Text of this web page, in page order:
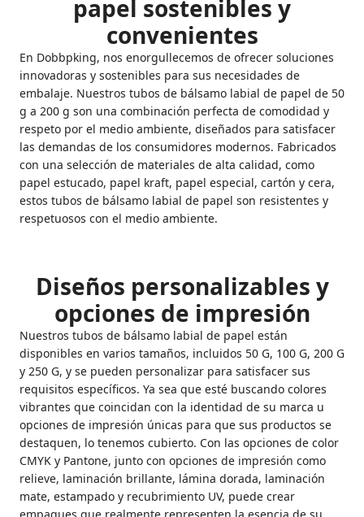
papel sostenibles y
convenientes
En Dobbpking, nos enorgullecemos de ofrecer soluciones
innovadoras y sostenibles para sus necesidades de
embalaje. Nuestros tubos de bálsamo labial de papel de 50
g a 200 g son una combinación perfecta de comodidad y
respeto por el medio ambiente, diseñados para satisfacer
las demandas de los consumidores modernos. Fabricados
con una selección de materiales de alta calidad, como
papel estucado, papel kraft, papel especial, cartón y cera,
estos tubos de bálsamo labial de papel son resistentes y
respetuosos con el medio ambiente.
Diseños personalizables y
opciones de impresión
Nuestros tubos de bálsamo labial de papel están
disponibles en varios tamaños, incluidos 50 G, 100 G, 200 G
y 250 G, y se pueden personalizar para satisfacer sus
requisitos específicos. Ya sea que esté buscando colores
vibrantes que coincidan con la identidad de su marca u
opciones de impresión únicas para que sus productos se
destaquen, lo tenemos cubierto. Con las opciones de color
CMYK y Pantone, junto con opciones de impresión como
relieve, laminación brillante, lámina dorada, laminación
mate, estampado y recubrimiento UV, puede crear